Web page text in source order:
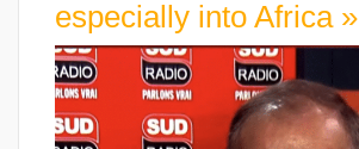
especially into Africa »